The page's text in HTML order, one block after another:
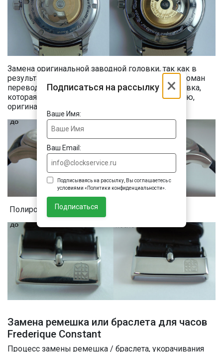
×
Подписаться на рассылку
Ваше Имя:
Ваш Email:
Подписываясь на рассылку, Вы соглашаетесь с
условиями «Политики конфиденциальности».
Подписаться
Замена оригинальной заводной головки, так как в
результате механического воздействия, был сломан
переводной вал и искривлена переводная головка,
которая в результате ремонта меняется на новую,
оригинальную переводную головку
Полировка застежки часов
Замена ремешка или браслета для часов
Frederique Constant
Процесс замены ремешка / браслета, укорачивания